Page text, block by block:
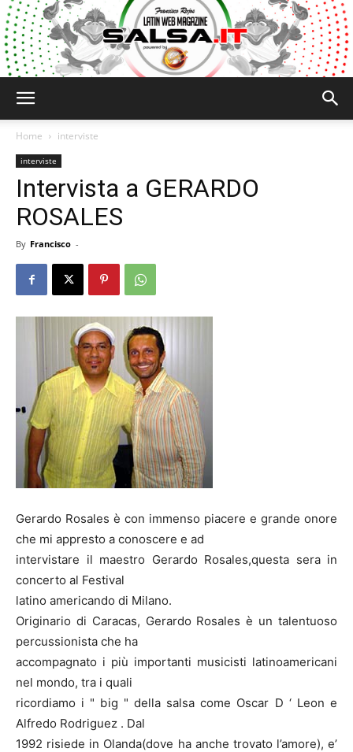
Home interviste
interviste
Intervista a GERARDO
ROSALES
By Francisco -
Gerardo Rosales è con immenso piacere e grande onore
che mi appresto a conoscere e ad
intervistare il maestro Gerardo Rosales,questa sera in
concerto al Festival
latino americando di Milano.
Originario di Caracas, Gerardo Rosales è un talentuoso
percussionista che ha
accompagnato i più importanti musicisti latinoamericani
nel mondo, tra i quali
ricordiamo i " big " della salsa come Oscar D ‘ Leon e
Alfredo Rodriguez . Dal
1992 risiede in Olanda(dove ha anche trovato l’amore), e’